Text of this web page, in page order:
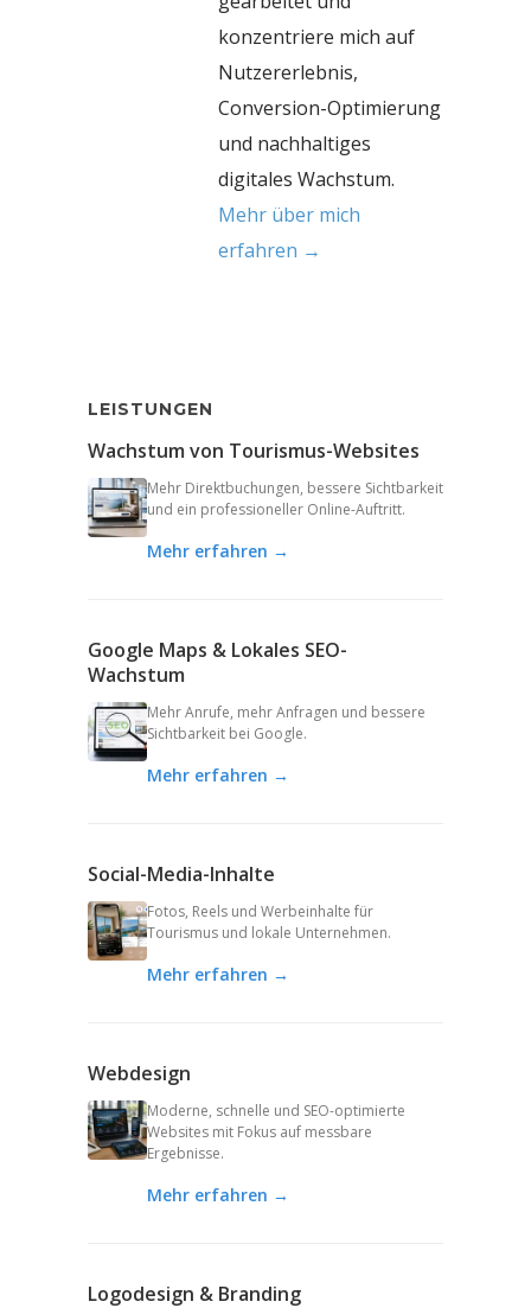
konzentriere mich auf
Nutzererlebnis,
Conversion-Optimierung
und nachhaltiges
digitales Wachstum.
Mehr über mich
erfahren →
LEISTUNGEN
Wachstum von Tourismus-Websites
Mehr Direktbuchungen, bessere Sichtbarkeit
und ein professioneller Online-Auftritt.
Mehr erfahren →
Google Maps & Lokales SEO-
Wachstum
Mehr Anrufe, mehr Anfragen und bessere
Sichtbarkeit bei Google.
Mehr erfahren →
Social-Media-Inhalte
Fotos, Reels und Werbeinhalte für
Tourismus und lokale Unternehmen.
Mehr erfahren →
Webdesign
Moderne, schnelle und SEO-optimierte
Websites mit Fokus auf messbare
Ergebnisse.
Mehr erfahren →
Logodesign & Branding